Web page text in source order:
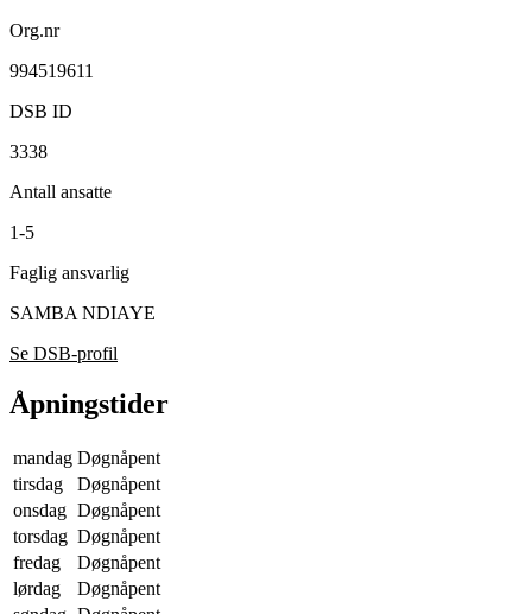
Org.nr
994519611
DSB ID
3338
Antall ansatte
1-5
Faglig ansvarlig
SAMBA NDIAYE
Se DSB-profil
Åpningstider
mandag Døgnåpent
tirsdag
Døgnåpent
onsdag Døgnåpent
torsdag Døgnåpent
fredag
Døgnåpent
lørdag
Døgnåpent